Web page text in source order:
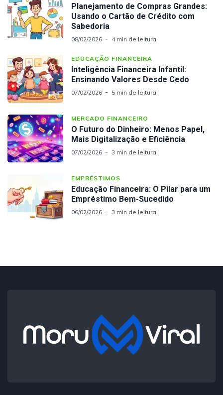
Planejamento de Compras Grandes:
Usando o Cartão de Crédito com
Sabedoria
08/02/2026 4 min de leitura
EDUCAÇÃO FINANCEIRA
Inteligência Financeira Infantil:
Ensinando Valores Desde Cedo
07/02/2026 5 min de leitura
MERCADO FINANCEIRO
O Futuro do Dinheiro: Menos Papel,
Mais Digitalização e Eficiência
07/02/2026 3 min de leitura
EMPRÉSTIMOS
Educação Financeira: O Pilar para um
Empréstimo Bem-Sucedido
06/02/2026 3 min de leitura